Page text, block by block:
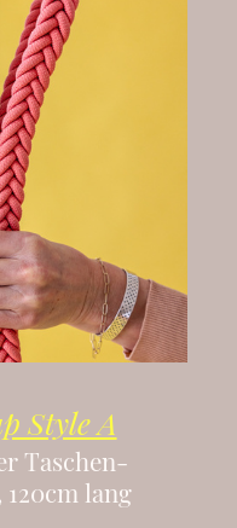
Style A
Taschen-
lang